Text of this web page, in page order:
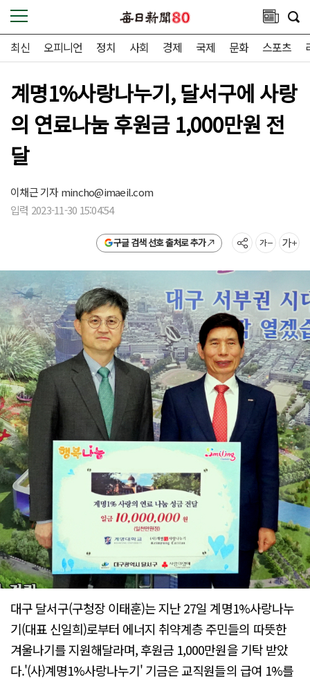
최신 오피니언 정치 사회 경제 국제 문화 스포츠
계명1%사랑나누기, 달서구에 사랑
의 연료나눔 후원금 1,000만원 전
달
이채근 기자mincho@imaeil.com
입력 2023-11-30 15:04:54
구글 검색 선호 출처로 추가
대구 달서구(구청장 이태훈)는 지난 27일 계명1%사랑나누
기(대표 신일희)로부터 에너지 취약계층 주민들의 따뜻한
겨울나기를 지원해달라며, 후원금 1,000만원을 기탁 받았
다.'(사)계명1%사랑나누기' 기금은 교직원들의 급여 1%를